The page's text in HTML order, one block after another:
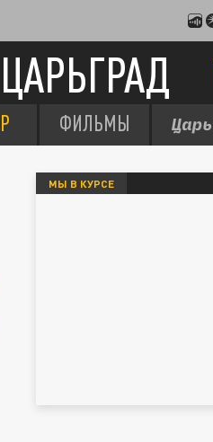
ЦАРЬГРАД
ФИЛЬМЫ
МЫ В КУРСЕ